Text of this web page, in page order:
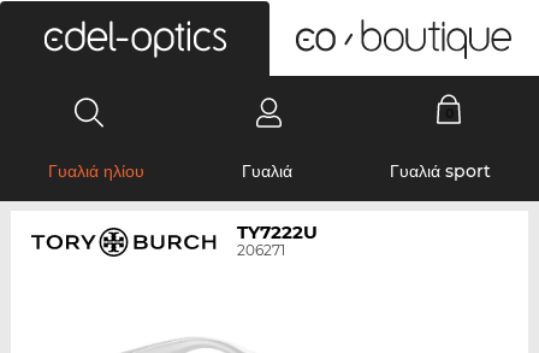
Γυαλιά ηλίου Γυαλιά Γυαλιά sport
TY7222U
206271